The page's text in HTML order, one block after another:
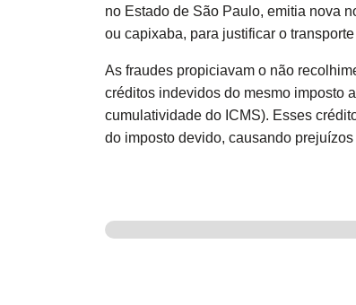
no Estado de São Paulo, emitia nova
ou capixaba, para justificar o
As fraudes propiciavam o não
créditos indevidos do mesmo imposto
cumulatividade do ICMS). Esses
do imposto devido, causando